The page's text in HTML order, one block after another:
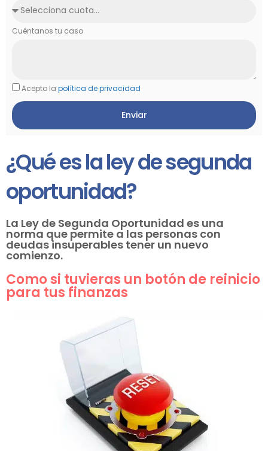
Cuéntanos tu caso
Acepto la política de privacidad
Enviar
¿Qué es la ley de segunda
oportunidad?
La Ley de Segunda Oportunidad es una
norma que permite a las personas con
deudas insuperables tener un nuevo
comienzo.
Como si tuvieras un botón de reinicio
para tus finanzas